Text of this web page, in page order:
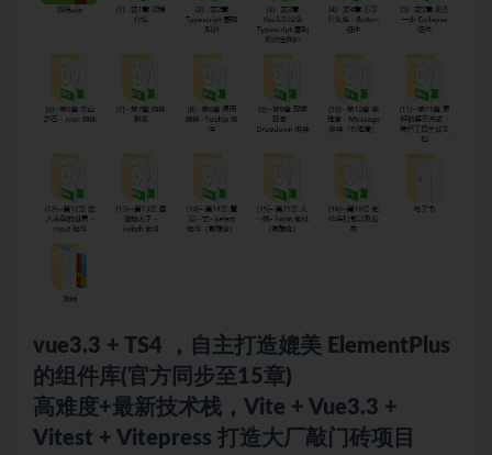
vue3.3 + TS4 ，自主打造媲美 ElementPlus
的组件库(官方同步至15章)
高难度+最新技术栈，Vite + Vue3.3 +
Vitest + Vitepress 打造大厂敲门砖项目